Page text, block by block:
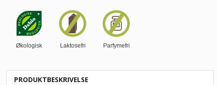
Økologisk Laktosefri Parfymefri
PRODUKTBESKRIVELSE